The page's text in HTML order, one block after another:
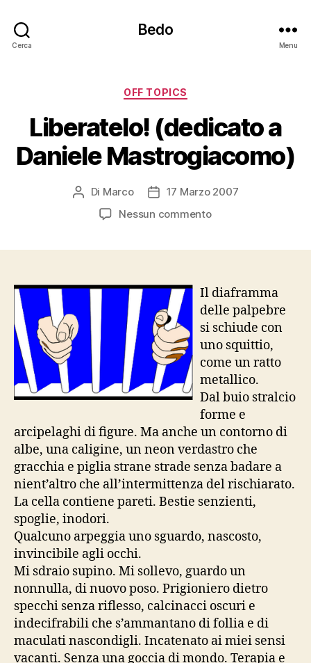
Cerca
Bedo
Menu
Categorie
OFF TOPICS
Liberatelo! (dedicato a
Daniele Mastrogiacomo)
Autore
articolo
Di Marco
Data17 Marzo 2007
Nessun commentosu
Mastrogiacomo)
Il diaframma
delle palpebre
si schiude con
uno squittio,
come un ratto
metallico.
Dal buio stralcio
forme e
arcipelaghi di figure. Ma anche un contorno di
albe, una caligine, un neon verdastro che
gracchia e piglia strane strade senza badare a
nient’altro che all’intermittenza del rischiarato.
La cella contiene pareti. Bestie senzienti,
spoglie, inodori.
Qualcuno arpeggia uno sguardo, nascosto,
invincibile agli occhi.
Mi sdraio supino. Mi sollevo, guardo un
nonnulla, di nuovo poso. Prigioniero dietro
specchi senza riflesso, calcinacci oscuri e
indecifrabili che s’ammantano di follia e di
maculati nascondigli. Incatenato ai miei sensi
vacanti. Senza una goccia di mondo. Terapia e